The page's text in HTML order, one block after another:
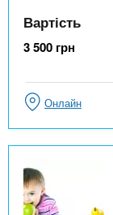
Вартість
3 500 грн
Онлайн